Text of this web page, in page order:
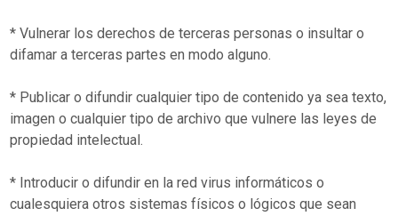
* Vulnerar los derechos de terceras personas o insultar o
difamar a terceras partes en modo alguno.
* Publicar o difundir cualquier tipo de contenido ya sea texto,
imagen o cualquier tipo de archivo que vulnere las leyes de
propiedad intelectual.
* Introducir o difundir en la red virus informáticos o
cualesquiera otros sistemas físicos o lógicos que sean